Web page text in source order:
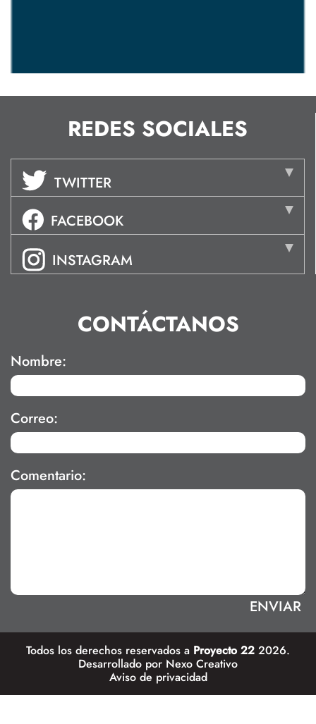
REDES SOCIALES
TWITTER
FACEBOOK
INSTAGRAM
CONTÁCTANOS
Nombre:
Correo:
Comentario:
Todos los derechos reservados a Proyecto 22 2026.
Desarrollado por Nexo Creativo
Aviso de privacidad